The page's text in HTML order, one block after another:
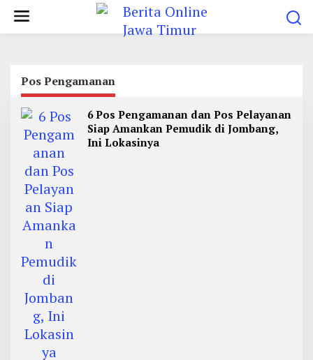
Pos Pengamanan
6 Pos Pengamanan dan Pos Pelayanan
Siap Amankan Pemudik di Jombang,
Ini Lokasinya